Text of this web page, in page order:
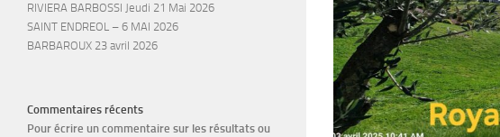
RIVIERA BARBOSSI Jeudi 21 Mai 2026
SAINT ENDREOL – 6 MAI 2026
BARBAROUX 23 avril 2026
Commentaires récents
Pour écrire un commentaire sur les résultats ou